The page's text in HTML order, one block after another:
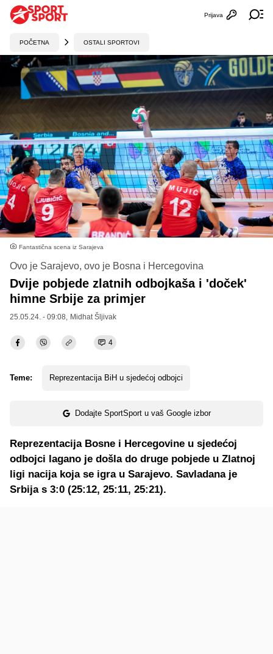
Otvori
Prijava
POČETNA OSTALI SPORTOVI
Fantastična scena iz Sarajeva
Ovo je Sarajevo, ovo je Bosna i Hercegovina
Dvije pobjede zlatnih odbojkaša i 'doček'
himne Srbije za primjer
25.05.24. - 09:08, Midhat Šljivak
4
Teme: Reprezentacija BiH u sjedećoj odbojci
Dodajte SportSport u vaš Google izbor
Reprezentacija Bosne i Hercegovine u sjedećoj
odbojci lagano je došla do druge pobjede u Zlatnoj
ligi nacija koja se igra u Sarajevo. Savladana je
Srbija s 3:0 (25:12, 25:11, 25:21).